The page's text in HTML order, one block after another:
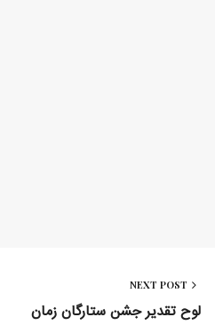
NEXT POST
لوح تقدیر جشن ستارگان زمان